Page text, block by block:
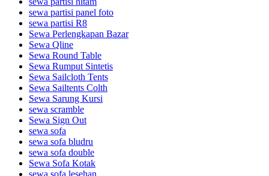
sewa partisi panel foto
sewa partisi R8
Sewa Perlengkapan Bazar
Sewa Qline
Sewa Round Table
Sewa Rumput Sintetis
Sewa Sailcloth Tents
Sewa Sailtents Colth
Sewa Sarung Kursi
sewa scramble
Sewa Sign Out
sewa sofa
sewa sofa bludru
sewa sofa double
Sewa Sofa Kotak